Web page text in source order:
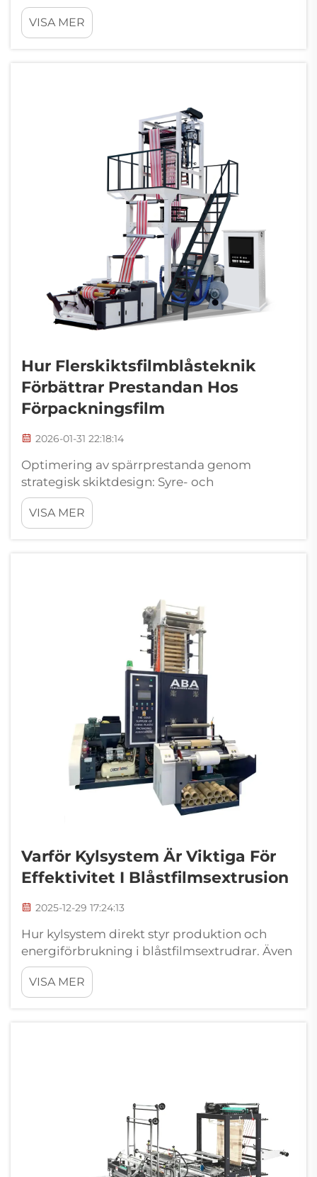
plaststrategi, delstatliga förbud i USA och
policyacceleration i APAC. Regleringar över
hela världen driver företag mot
VISA MER
Hur Flerskiktsfilmblåsteknik
Förbättrar Prestandan Hos
Förpackningsfilm
2026-01-31 22:18:14
Optimering av spärrprestanda genom
strategisk skiktdesign: Syre- och
fuktspärrförbättringar i 5- respektive 7-
skiktskonfigurationer. Hur skikten är ordnade
i förpackningsmaterial påverkar verkligen
VISA MER
Varför Kylsystem Är Viktiga För
Effektivitet I Blåstfilmsextrusion
2025-12-29 17:24:13
Hur kylsystem direkt styr produktion och
energiförbrukning i blåstfilmsextrudrar. Även
om extruderhastigheter fortsätter att
utvecklas, förblir kylsystem den avgörande
flaskhalsen. Moderna högproduktiva linjer
VISA MER